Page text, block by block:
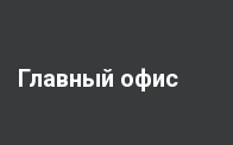
Главный офис